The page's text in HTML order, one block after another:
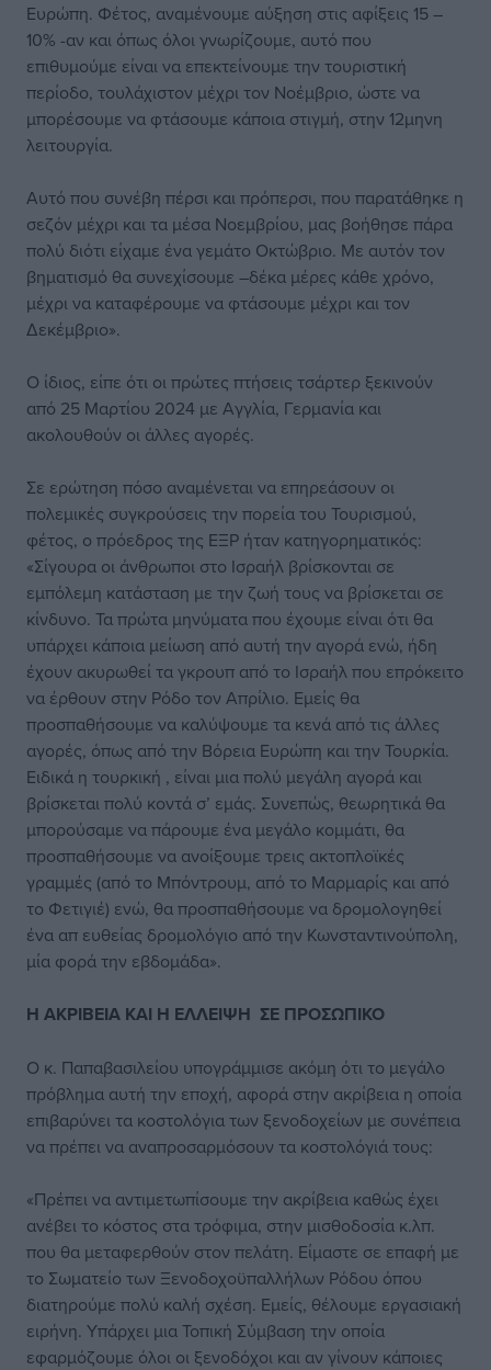
Ευρώπη. Φέτος, αναμένουμε αύξηση στις αφίξεις 15 –
10% -αν και όπως όλοι γνωρίζουμε, αυτό που
επιθυμούμε είναι να επεκτείνουμε την τουριστική
περίοδο, τουλάχιστον μέχρι τον Νοέμβριο, ώστε να
μπορέσουμε να φτάσουμε κάποια στιγμή, στην 12μηνη
λειτουργία.
Αυτό που συνέβη πέρσι και πρόπερσι, που παρατάθηκε η
σεζόν μέχρι και τα μέσα Νοεμβρίου, μας βοήθησε πάρα
πολύ διότι είχαμε ένα γεμάτο Οκτώβριο. Με αυτόν τον
βηματισμό θα συνεχίσουμε –δέκα μέρες κάθε χρόνο,
μέχρι να καταφέρουμε να φτάσουμε μέχρι και τον
Δεκέμβριο».
Ο ίδιος, είπε ότι οι πρώτες πτήσεις τσάρτερ ξεκινούν
από 25 Μαρτίου 2024 με Αγγλία, Γερμανία και
ακολουθούν οι άλλες αγορές.
Σε ερώτηση πόσο αναμένεται να επηρεάσουν οι
πολεμικές συγκρούσεις την πορεία του Τουρισμού,
φέτος, ο πρόεδρος της ΕΞΡ ήταν κατηγορηματικός:
«Σίγουρα οι άνθρωποι στο Ισραήλ βρίσκονται σε
εμπόλεμη κατάσταση με την ζωή τους να βρίσκεται σε
κίνδυνο. Τα πρώτα μηνύματα που έχουμε είναι ότι θα
υπάρχει κάποια μείωση από αυτή την αγορά ενώ, ήδη
έχουν ακυρωθεί τα γκρουπ από το Ισραήλ που επρόκειτο
να έρθουν στην Ρόδο τον Απρίλιο. Εμείς θα
προσπαθήσουμε να καλύψουμε τα κενά από τις άλλες
αγορές, όπως από την Βόρεια Ευρώπη και την Τουρκία.
Ειδικά η τουρκική , είναι μια πολύ μεγάλη αγορά και
βρίσκεται πολύ κοντά σ’ εμάς. Συνεπώς, θεωρητικά θα
μπορούσαμε να πάρουμε ένα μεγάλο κομμάτι, θα
προσπαθήσουμε να ανοίξουμε τρεις ακτοπλοϊκές
γραμμές (από το Μπόντρουμ, από το Μαρμαρίς και από
το Φετιγιέ) ενώ, θα προσπαθήσουμε να δρομολογηθεί
ένα απ ευθείας δρομολόγιο από την Κωνσταντινούπολη,
μία φορά την εβδομάδα».
Η ΑΚΡΙΒΕΙΑ ΚΑΙ Η ΕΛΛΕΙΨΗ ΣΕ ΠΡΟΣΩΠΙΚΟ
Ο κ. Παπαβασιλείου υπογράμμισε ακόμη ότι το μεγάλο
πρόβλημα αυτή την εποχή, αφορά στην ακρίβεια η οποία
επιβαρύνει τα κοστολόγια των ξενοδοχείων με συνέπεια
να πρέπει να αναπροσαρμόσουν τα κοστολόγιά τους:
«Πρέπει να αντιμετωπίσουμε την ακρίβεια καθώς έχει
ανέβει το κόστος στα τρόφιμα, στην μισθοδοσία κ.λπ.
που θα μεταφερθούν στον πελάτη. Είμαστε σε επαφή με
το Σωματείο των Ξενοδοχοϋπαλλήλων Ρόδου όπου
διατηρούμε πολύ καλή σχέση. Εμείς, θέλουμε εργασιακή
ειρήνη. Υπάρχει μια Τοπική Σύμβαση την οποία
εφαρμόζουμε όλοι οι ξενοδόχοι και αν γίνουν κάποιες